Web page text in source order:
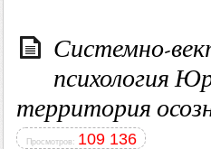
Системно-
психология
территория
Просмотров: 109 136